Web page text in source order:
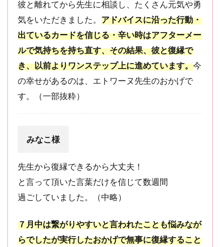
を繋ぐ
霊能鑑
3
【悩
み
別】
占い
る先
4
電
占
ウ
ィ
ル
彼と離れてから先生に相談し、たくさん元気や勇
気をいただきました。 アドバイスに沿った行動・
出ているカードを信じる・辛い時はアフターメー
ルで気持ちを持ち直す、その結果、彼と復縁で
き、以前よりワンステップ上に進めています。今
の幸せがあるのは、エトワーヌ先生のおかげで
す。（一部抜粋）
みなこ様
先生から復縁できるから大丈夫！
と言って頂いた言葉だけを信じて数週間
過ごしていました。（中略）
７月中は繋がりやすいと言われたことも悩みなが
らでしたが実行したおかげで無事に復縁すること